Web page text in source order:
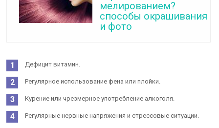
мелированием?
способы окрашивания
и фото
Дефицит витамин.
Регулярное использование фена или плойки.
Курение или чрезмерное употребление алкоголя.
Регулярные нервные напряжения и стрессовые ситуации.